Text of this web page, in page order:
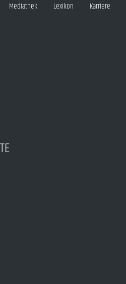
Mediathek Lexikon Karriere